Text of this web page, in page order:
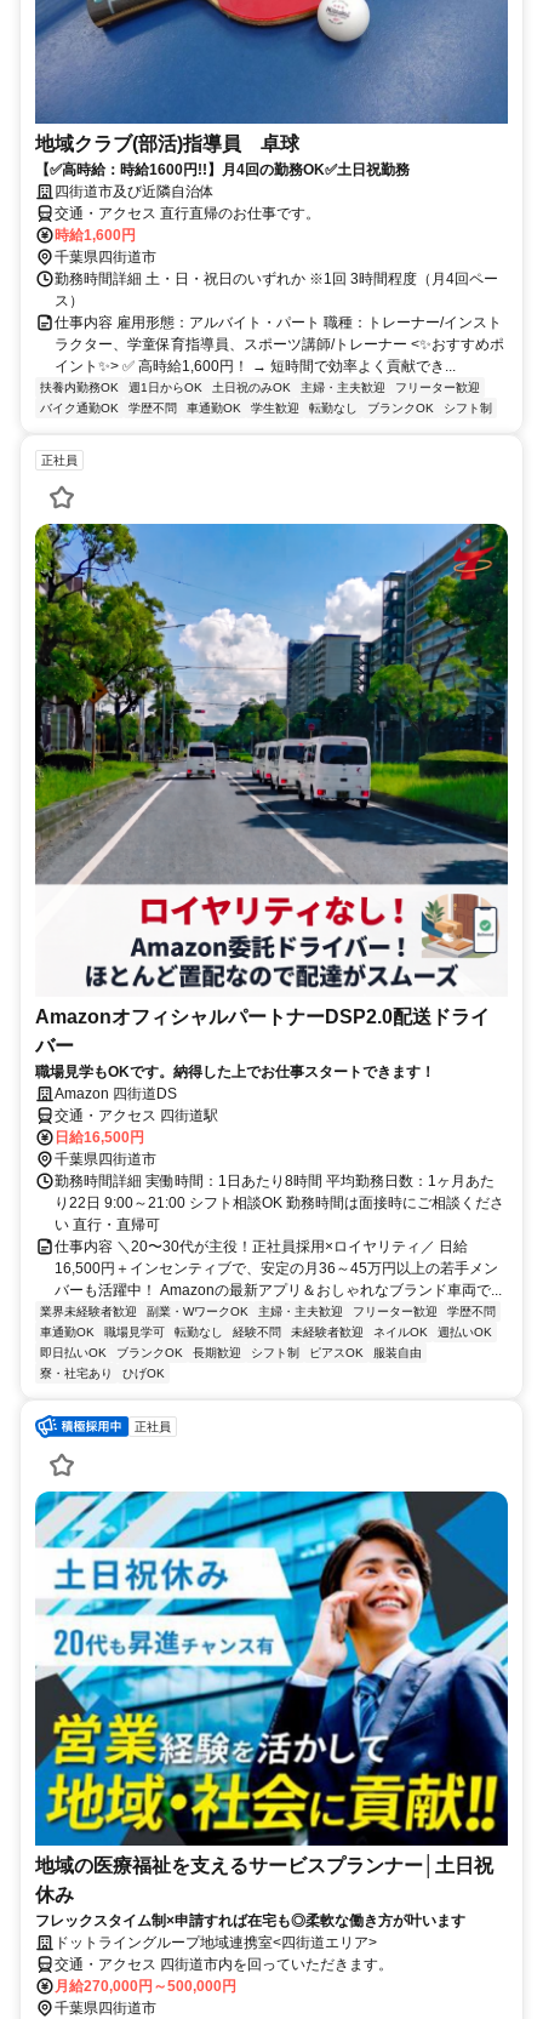
地域クラブ(部活)指導員 卓球
【✅高時給：時給1600円!!】月4回の勤務OK✅土日祝勤務
四街道市及び近隣自治体
交通・アクセス 直行直帰のお仕事です。
時給1,600円
千葉県四街道市
勤務時間詳細 土・日・祝日のいずれか ※1回 3時間程度（月4回ペー
ス）
仕事内容 雇用形態：アルバイト・パート 職種：トレーナー/インスト
ラクター、学童保育指導員、スポーツ講師/トレーナー <✨おすすめポ
イント✨> ✅ 高時給1,600円！ → 短時間で効率よく貢献でき...
扶養内勤務OK 週1日からOK 土日祝のみOK 主婦・主夫歓迎
フリーター歓迎
バイク通勤OK
学歴不問 車通勤OK 学生歓迎 転勤なし ブランクOK シフト制
正社員
AmazonオフィシャルパートナーDSP2.0配送ドライ
バー
職場見学もOKです。納得した上でお仕事スタートできます！
Amazon 四街道DS
交通・アクセス 四街道駅
日給16,500円
千葉県四街道市
勤務時間詳細 実働時間：1日あたり8時間 平均勤務日数：1ヶ月あた
り22日 9:00～21:00 シフト相談OK 勤務時間は面接時にご相談くださ
い 直行・直帰可
仕事内容 ＼20〜30代が主役！正社員採用×ロイヤリティ／ 日給
16,500円＋インセンティブで、安定の月36～45万円以上の若手メン
バーも活躍中！ Amazonの最新アプリ＆おしゃれなブランド車両で...
業界未経験者歓迎 副業・WワークOK 主婦・主夫歓迎 フリーター歓迎
学歴不問
車通勤OK
職場見学可 転勤なし 経験不問 未経験者歓迎 ネイルOK
週払いOK
即日払いOK
ブランクOK 長期歓迎 シフト制 ピアスOK
服装自由
寮・社宅あり
ひげOK
正社員
地域の医療福祉を支えるサービスプランナー│土日祝
休み
フレックスタイム制×申請すれば在宅も◎柔軟な働き方が叶います
ドットライングループ地域連携室<四街道エリア>
交通・アクセス 四街道市内を回っていただきます。
月給270,000円～500,000円
千葉県四街道市